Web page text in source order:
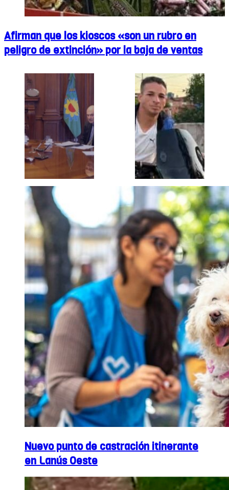
Afirman que los kioscos «son un rubro en
peligro de extinción» por la baja de ventas
Judiciales bonaerenses
obtuvieron un avance que
favorece a jubilados del sector
Asesinaron a un joven en un
ajuste narco en Fiorito
Nuevo punto de castración itinerante
en Lanús Oeste